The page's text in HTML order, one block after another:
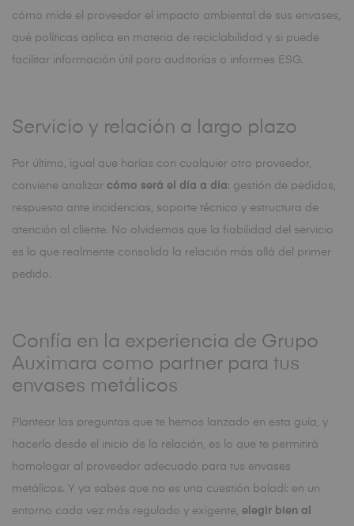
cómo mide el proveedor el impacto ambiental de sus envases,
qué políticas aplica en materia de reciclabilidad y si puede
facilitar información útil para auditorías o informes ESG.
Servicio y relación a largo plazo
Por último, igual que harías con cualquier otro proveedor,
conviene analizar cómo será el día a día: gestión de pedidos,
respuesta ante incidencias, soporte técnico y estructura de
atención al cliente. No olvidemos que la fiabilidad del servicio
es lo que realmente consolida la relación más allá del primer
pedido.
Confía en la experiencia de Grupo
Auximara como partner para tus
envases metálicos
Plantear las preguntas que te hemos lanzado en esta guía, y
hacerlo desde el inicio de la relación, es lo que te permitirá
homologar al proveedor adecuado para tus envases
metálicos. Y ya sabes que no es una cuestión baladí: en un
entorno cada vez más regulado y exigente, elegir bien al